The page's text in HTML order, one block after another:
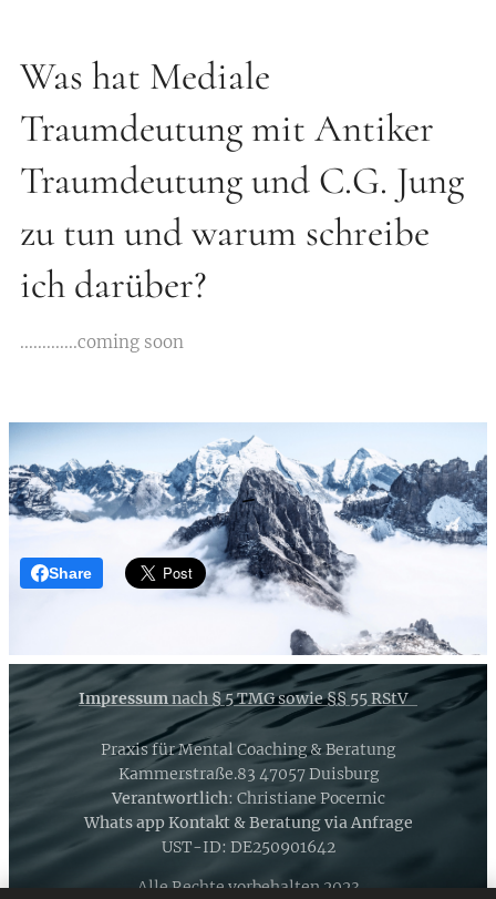
Was hat Mediale
Traumdeutung mit Antiker
Traumdeutung und C.G. Jung
zu tun und warum schreibe
ich darüber?
.............coming soon
-
Share
Impressumnach § 5 TMG sowie §§ 55 RStV
Praxis für Mental Coaching & Beratung
Kammerstraße.83 47057 Duisburg
Verantwortlich: Christiane Pocernic
Whats app Kontakt & Beratung via Anfrage
UST-ID: DE250901642
Alle Rechte vorbehalten 2023